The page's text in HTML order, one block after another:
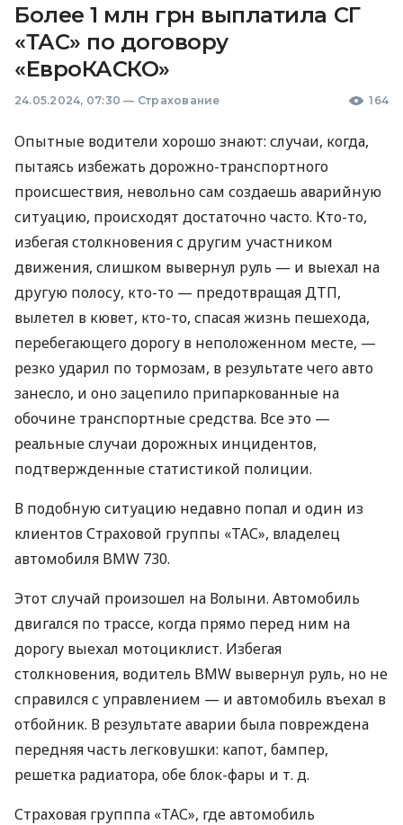
Более 1 млн грн выплатила СГ
«ТАС» по договору
«ЕвроКАСКО»
24.05.2024, 07:30 — Страхование 164
Опытные водители хорошо знают: случаи, когда,
пытаясь избежать дорожно-транспортного
происшествия, невольно сам создаешь аварийную
ситуацию, происходят достаточно часто. Кто-то,
избегая столкновения с другим участником
движения, слишком вывернул руль — и выехал на
другую полосу, кто-то — предотвращая ДТП,
вылетел в кювет, кто-то, спасая жизнь пешехода,
перебегающего дорогу в неположенном месте, —
резко ударил по тормозам, в результате чего авто
занесло, и оно зацепило припаркованные на
обочине транспортные средства. Все это —
реальные случаи дорожных инцидентов,
подтвержденные статистикой полиции.
В подобную ситуацию недавно попал и один из
клиентов Страховой группы «ТАС», владелец
автомобиля BMW 730.
Этот случай произошел на Волыни. Автомобиль
двигался по трассе, когда прямо перед ним на
дорогу выехал мотоциклист. Избегая
столкновения, водитель BMW вывернул руль, но не
справился с управлением — и автомобиль въехал в
отбойник. В результате аварии была повреждена
передняя часть легковушки: капот, бампер,
решетка радиатора, обе блок-фары и т. д.
Страховая групппа «ТАС», где автомобиль